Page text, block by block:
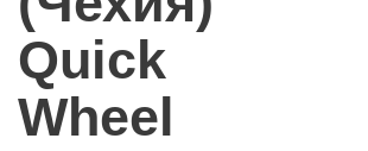
Quick
Wheel